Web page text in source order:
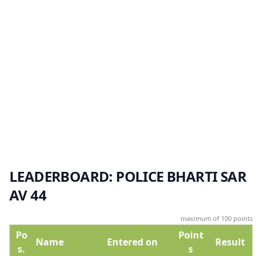
LEADERBOARD: POLICE BHARTI SAR
AV 44
maximum of 100 points
Po
s.
Name Entered on
Point
s
Result